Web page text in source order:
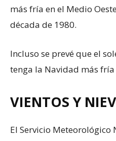
más fría en el Medio
década de 1980.
Incluso se prevé que el
tenga la Navidad más fría
VIENTOS Y
El Servicio Meteorológico